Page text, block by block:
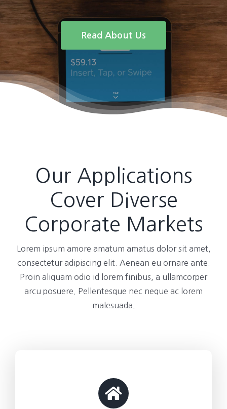
Read About Us
Our Applications
Cover Diverse
Corporate Markets
Lorem ipsum amore amatum amatus dolor sit amet,
consectetur adipiscing elit. Aenean eu ornare ante.
Proin aliquam odio id lorem finibus, a ullamcorper
arcu posuere. Pellentesque nec neque ac lorem
malesuada.